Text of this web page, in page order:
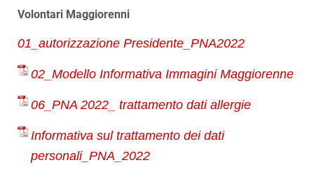
Volontari Maggiorenni
01_autorizzazione Presidente_PNA2022
02_Modello Informativa Immagini Maggiorenne
06_PNA 2022_ trattamento dati allergie
Informativa sul trattamento dei dati
personali_PNA_2022